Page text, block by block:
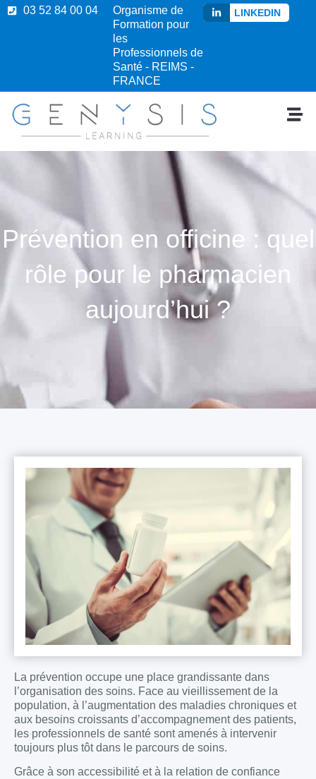
03 52 84 00 04
Organisme de
Formation pour
les
Professionnels de
Santé - REIMS -
FRANCE
LINKEDIN
Prévention en officine : quel
rôle pour le pharmacien
aujourd’hui ?
La prévention occupe une place grandissante dans
l’organisation des soins. Face au vieillissement de la
population, à l’augmentation des maladies chroniques et
aux besoins croissants d’accompagnement des patients,
les professionnels de santé sont amenés à intervenir
toujours plus tôt dans le parcours de soins.
Grâce à son accessibilité et à la relation de confiance